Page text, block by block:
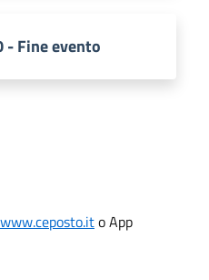
- Fine evento
www.ceposto.ito App